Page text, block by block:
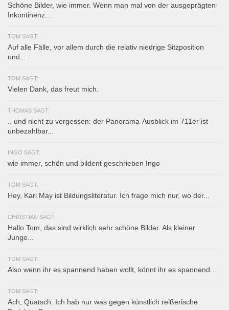
Schöne Bilder, wie immer. Wenn man mal von der ausgeprägten
Inkontinenz...
TOM SAGT:
Auf alle Fälle, vor allem durch die relativ niedrige Sitzposition
und...
TOM SAGT:
Vielen Dank, das freut mich.
THOMAS SAGT:
.. und nicht zu vergessen: der Panorama-Ausblick im 711er ist
unbezahlbar...
INGO SAGT:
wie immer, schön und bildent geschrieben Ingo
TOM SAGT:
Hey, Karl May ist Bildungsliteratur. Ich frage mich nur, wo der...
CHRISTIAN SAGT:
Hallo Tom, das sind wirklich sehr schöne Bilder. Als kleiner
Junge...
TOM SAGT:
Also wenn ihr es spannend haben wollt, könnt ihr es spannend...
TOM SAGT:
Ach, Quatsch. Ich hab nur was gegen künstlich reißerische